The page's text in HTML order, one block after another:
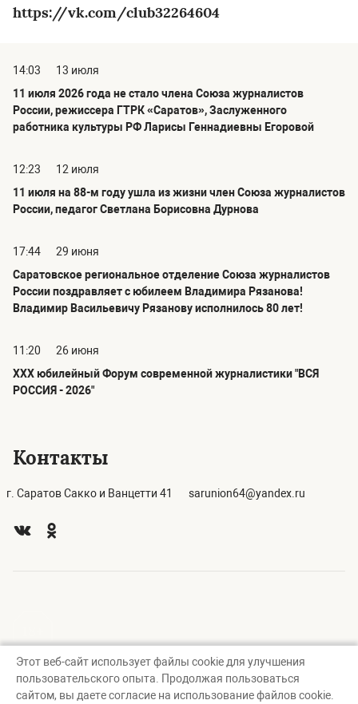
https://vk.com/club32264604
14:03
13 июля
11 июля 2026 года не стало члена Союза журналистов
России, режиссера ГТРК «Саратов», Заслуженного
работника культуры РФ Ларисы Геннадиевны Егоровой
12:23
12 июля
11 июля на 88-м году ушла из жизни член Союза журналистов
России, педагог Светлана Борисовна Дурнова
17:44
29 июня
Саратовское региональное отделение Союза журналистов
России поздравляет с юбилеем Владимира Рязанова!
Владимир Васильевичу Рязанову исполнилось 80 лет!
11:20
26 июня
ХХХ юбилейный Форум современной журналистики "ВСЯ
РОССИЯ - 2026"
Контакты
г. Саратов Сакко и Ванцетти 41 sarunion64@yandex.ru
© Саратовское региональное отделение Союза журналистов
России, 2026
Этот веб-сайт использует файлы cookie для улучшения
пользовательского опыта. Продолжая пользоваться
сайтом, вы даете согласие на использование файлов cookie.